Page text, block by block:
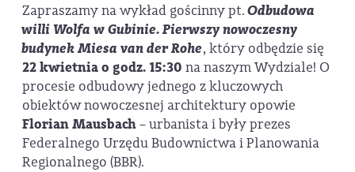
Zapraszamy na wykład gościnny pt.Odbudowa
willi Wolfa w Gubinie. Pierwszy nowoczesny
budynek Miesa van der Rohe, który odbędzie się
22 kwietnia o godz. 15:30 na naszym Wydziale! O
procesie odbudowy jednego z kluczowych
obiektów nowoczesnej architektury opowie
Florian Mausbach– urbanista i były prezes
Federalnego Urzędu Budownictwa i Planowania
Regionalnego (BBR).